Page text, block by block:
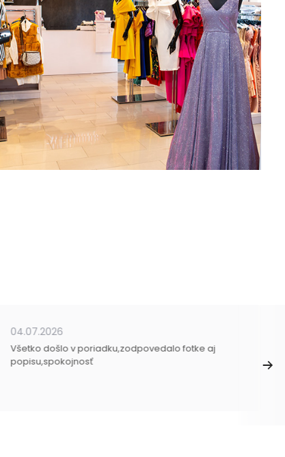
04.07.2026
Všetko došlo v poriadku,zodpovedalo fotke aj
popisu,spokojnosť